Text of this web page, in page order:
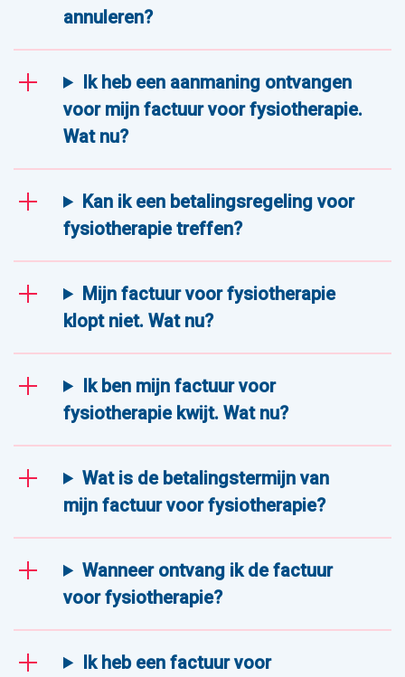
annuleren?
Ik heb een aanmaning ontvangen
voor mijn factuur voor fysiotherapie.
Wat nu?
Kan ik een betalingsregeling voor
fysiotherapie treffen?
Mijn factuur voor fysiotherapie
klopt niet. Wat nu?
Ik ben mijn factuur voor
fysiotherapie kwijt. Wat nu?
Wat is de betalingstermijn van
mijn factuur voor fysiotherapie?
Wanneer ontvang ik de factuur
voor fysiotherapie?
Ik heb een factuur voor